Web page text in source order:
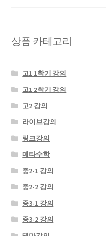
상품 카테고리
고1 1학기 강의
고1 2학기 강의
고2 강의
라이브강의
링크강의
메타수학
중2-1 강의
중2-2 강의
중3-1 강의
중3-2 강의